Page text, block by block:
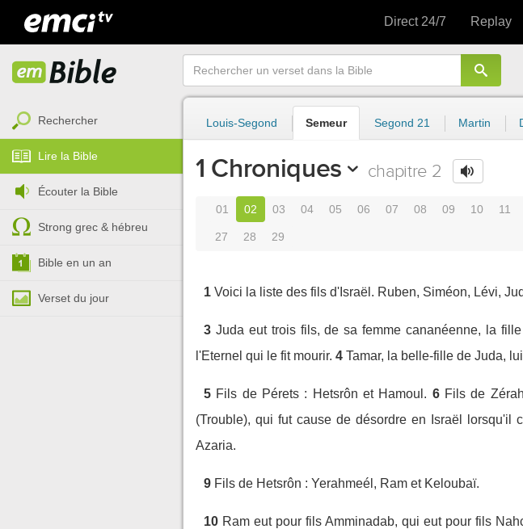
Direct 24/7 Replay
Rechercher
Lire la Bible
Écouter la Bible
Strong grec & hébreu
Bible en un an
Verset du jour
Louis-Segond Semeur Segond 21 Martin
1 Chroniques chapitre 2
01 02 03 04 05 06 07 08 09 10 11
27 28 29
1 Voici la liste des fils d'Israël. Ruben, Siméon, Lévi,
3 Juda eut trois fils, de sa femme cananéenne, la
l'Eternel qui le fit mourir. 4 Tamar, la belle-fille de Juda,
5 Fils de Pérets : Hetsrôn et Hamoul. 6 Fils de
(Trouble), qui fut cause de désordre en Israël
Azaria.
9 Fils de Hetsrôn : Yerahmeél, Ram et Keloubaï.
10 Ram eut pour fils Amminadab, qui eut pour fils